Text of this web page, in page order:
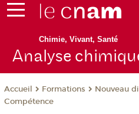
Chimie, Vivant, Santé
Analyse
Accueil Formations
Nouveau
Compétence